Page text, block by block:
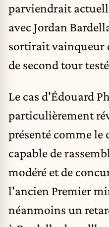
parviendrait
avec Jordan
sortirait vainqueur
de second tour
Le cas d'Édouard
particulièrement
présenté comme le
capable de
modéré et de
l'ancien Premier
néanmoins un